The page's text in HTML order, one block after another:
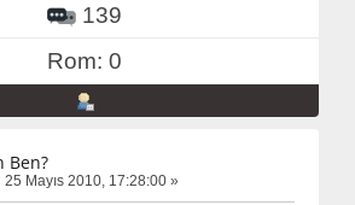
139
Rom: 0
Ben?
25 Mayıs 2010, 17:28:00 »